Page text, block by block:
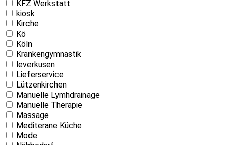
KFZ Werkstatt
kiosk
Kirche
Kö
Köln
Krankengymnastik
leverkusen
Lieferservice
Lützenkirchen
Manuelle Lymhdrainage
Manuelle Therapie
Massage
Mediterane Küche
Mode